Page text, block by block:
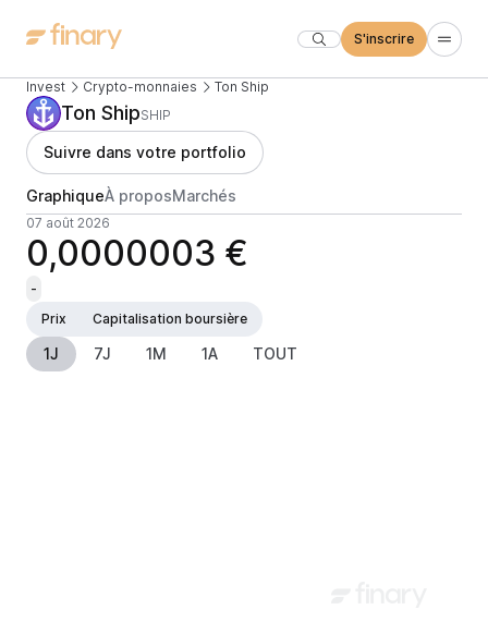
S'inscrire
Invest Crypto-monnaies Ton Ship
Ton ShipSHIP
Suivre dans votre portfolio
GraphiqueÀ proposMarchés
07 août 2026
0,0000003 €
-
Prix
Capitalisation boursière
1J 7J 1M 1A TOUT